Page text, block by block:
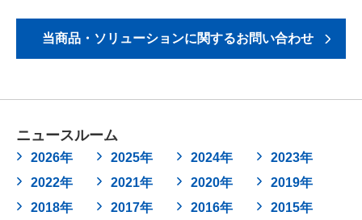
当商品・ソリューションに関するお問い合わせ
ニュースルーム
2026年 2025年 2024年
2023年
2022年
2021年 2020年
2019年
2018年
2017年 2016年 2015年